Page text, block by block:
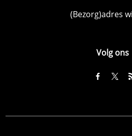
(Bezorg)adres
Volg ons